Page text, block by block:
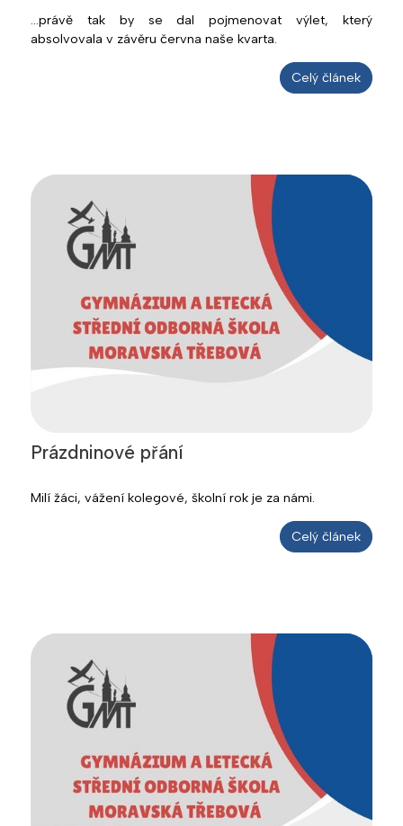
...právě tak by se dal pojmenovat výlet, který
absolvovala v závěru června naše kvarta.
Celý článek
Prázdninové přání
Milí žáci, vážení kolegové, školní rok je za námi.
Celý článek